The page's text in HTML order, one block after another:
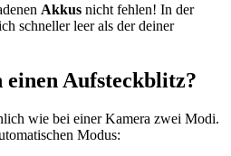
Akkus nicht fehlen! In der
schneller leer als der deiner
einen Aufsteckblitz?
wie bei einer Kamera zwei Modi.
Modus: